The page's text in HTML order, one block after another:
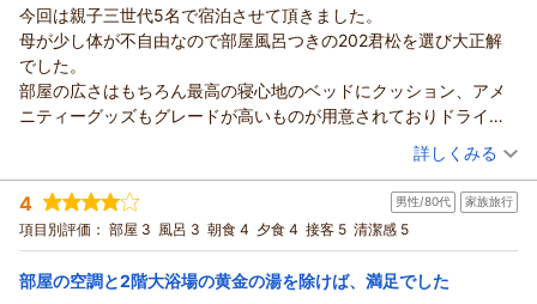
満足でした。従業員の方々の対応が皆さん笑顔で親切丁寧でし
た。
心身ともに癒やされた宿です。」とのお言葉
本当にありがとうございます。スタッフ皆の励みになります。
頂戴しましたお言葉に恥じぬ様、今後も
ひなにゃん様の又のお越しを従業員一同心よりお待ちしており
ます。
ホテル松本楼
お通しした様ですが、ご説明が足りず
誤解を生んでしまい、大変失礼致しました。
料理長が厳選した四季折々の旬の食材を用いた
地産地消のお料理は「夕食は、美味しかった」
とのコメント、有り難いです。メイン料理の
ローストビーフ風ですが、もちろん生でもお召し上がり
召し上がっていただく様考えたメニューです。
量もＳＤＧｓの観点より残食を減らすため
食べきりサイズでご提供しておりますが
たくさん召し上がられる方には、ご飯物のお替りで
バン長 様
先日は日本全国様々な旅館の中より伊香保温泉の
ホテル松本楼をお選び頂きまして
誠にありがとうございました。
石段街までは行きは上りの為ワゴン車での送りを行っておりま
ご利用頂き、お喜び頂けた様で何よりでございます。
『 地産地消 』 推進店に認定される当館ならではの
季節毎の 『 群馬の旬の恵み 』の夕食や
群馬の地野菜を使った煮物、
和え物などの体に優しい和食を中心に多数のお料理を
今回は親子三世代5名で宿泊させて頂きました。
母が少し体が不自由なので部屋風呂つきの202君松を選び大正解
でした。
部屋の広さはもちろん最高の寝心地のベッドにクッション、アメ
ニティーグッズもグレードが高いものが用意されておりドライヤ
ー、コーヒーメーカーまで少し高くてもこの部屋にして皆大満足
特に感動したのは個室で頂いた夕食です。
地元の食材にこだわり料理の見た目も味も出すタイミングも接客
もよく本当に美味しく気持ちよく過ごせた時間でした。ありがと
そしてカラオケ、貸切風呂も利用させてもらいました。
（投稿日：2026/07/17）
宿泊時期： 2026年07月宿泊 (家族旅行)
投稿者： あさみんさん
宿泊プラン： 【じゃらんスペシャルウィーク】■グレードアップ会席■メイ
ン料理が群馬の銘牛“上州牛”≪じゃらん限定≫
和洋室 朝・夕
宿泊価格帯： 30,001円以上(大人一人あたり/税込)
詳しくみる
4 男性/80代 家族旅行
項目別評価： 部屋 3 風呂 3 朝食 4 夕食 4 接客 5 清潔感 5
部屋の空調と2階大浴場の黄金の湯を除けば、満足でした